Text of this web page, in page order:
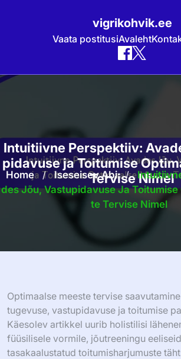
vigrikohvik.ee
Vaata postitusiAvaleht
Skip
Intuitiivne Perspektiiv:
pidavuse ja Toitumise
Tervise Nimel
Home / Iseseisev Abi /
Des Jõu, Vastupidavuse Ja
Te Tervise Nimel
Optimaalse meeste tervise
tugevuse, vastupidavuse ja toitumise
Käesolev artikkel uurib holistilisi
füüsilisele vormile, jõutreeningu
tasakaalustatud toitumisharjumuste